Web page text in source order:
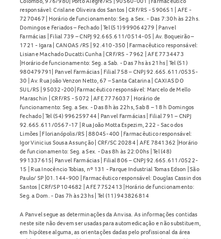
responsável: Crislane Oliveira dos Santos | CRF/RS - 590651 | AFE -
7270467 | Horário de funcionamento: Seg. a Sex. - Das 7:30h às 22hs.
Domingos e Feriados – Fechado | Tel (51) 999064279 | Panvel
Farmácias | Filial 739 – CNPJ 92.665.611/0514-05 | Av. Boqueirão –
1721 - Igara | CANOAS /RS | 92.410-350 | Farmacêutico responsável:
Lisiane Machado Ducatti Cunha | CRF/RS - 7962 | AFE 7734473
|Horário de funcionamento: Seg. a Sab. - Das 7hs às 21hs | Tel (51)
980479791| Panvel Farmácias | Filial 758 – CNPJ 92.665.611/0535-
30 | Av. Rua João Venzon Netto, 67 – Santa Catarina | CAXIAS DO
SUL/RS | 95032-200| Farmacêutico responsável: Marcelo de Mello
Maraschin | CRF/RS - 5072 | AFE 7776037 | Horário de
funcionamento: Seg. a Sex. - Das 8h às 22hs, Sab 8 – 18 h Domingos
Fechado | Tel (54) 996259744 | Panvel Farmácias | Filial 791 – CNPJ
92.665.611/0567-17 | Rua João Motta Espezim, 222 - Saco dos
Limões | Florianópolis/RS | 88045-400 | Farmacêutico responsável:
Igor Vinicius Sousa Assunção | CRF/SC 20284 | AFE 7841362 |Horário
de funcionamento: Seg. a Sex. - Das 8h às 22:00hs | Tel (48)
991337615| Panvel Farmácias | Filial 806 – CNPJ 92.665.611/0522-
15 | Rua Inocêncio Tobias, nº 131 - Parque Industrial Tomas Edson | São
Paulo/ SP |01.144-900 | Farmacêutico responsável: Douglas Cassin dos
Santos | CRF/SP 104682 | AFE 7752413 |Horário de funcionamento:
Seg. a Dom. - Das 7h às 23hs | Tel (11) 943826814
A Panvel segue as determinações da Anvisa. As informações contidas
neste site não devem ser usadas para automedicação e não substituem,
em hipótese alguma, as orientações dadas pelo profissional da área